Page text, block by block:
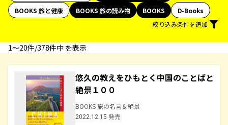
BOOKS 旅と健康
BOOKS 旅の読み物 BOOKS
D-Books
絞り込み条件を追加
1〜20件/378件中 を表示
悠久の教えをひもとく中国のことばと
絶景１００
BOOKS 旅の名言＆絶景
2022.12.15 発売